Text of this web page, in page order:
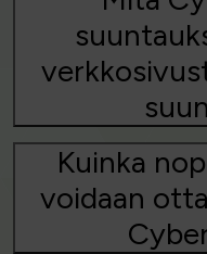
Kuinka
voidaan